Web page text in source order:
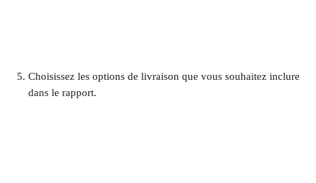
Choisissez les options de livraison que vous souhaitez inclure
dans le rapport. ​